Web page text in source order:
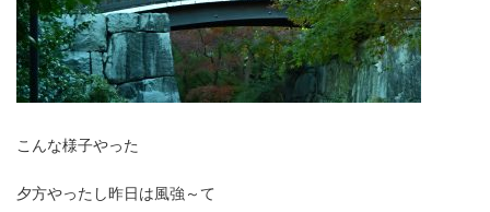
こんな様子やった
夕方やったし昨日は風強～て